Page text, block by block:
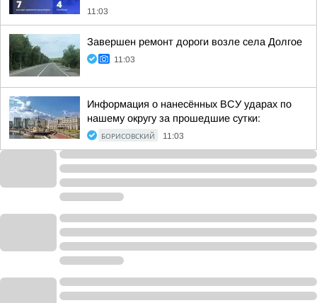
11:03
Завершен ремонт дороги возле села Долгое
11:03
Информация о нанесённых ВСУ ударах по
нашему округу за прошедшие сутки:
БОРИСОВСКИЙ 11:03